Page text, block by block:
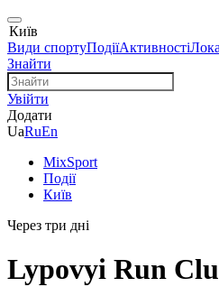
Київ
Види спортуПодіїАктивності
Знайти
Увійти
Додати
UaRuEn
MixSport
Події
Київ
Через три дні
Lypovyi Run